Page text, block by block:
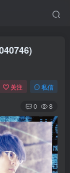
关注 私信
0 8